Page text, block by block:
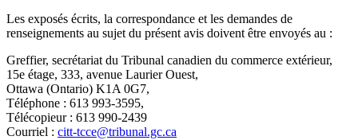
Les exposés écrits, la correspondance et les demandes de
renseignements au sujet du présent avis doivent être envoyés au :
Greffier, secrétariat du Tribunal canadien du commerce extérieur,
15e étage, 333, avenue Laurier Ouest,
Ottawa (Ontario) K1A 0G7,
Téléphone : 613 993-3595,
Télécopieur : 613 990-2439
Courriel : citt-tcce@tribunal.gc.ca